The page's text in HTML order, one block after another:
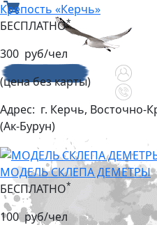
Крепость «Керчь»
БЕСПЛАТНО*
300 руб/чел
(цена без карты)
Адрес: г. Керчь,
(Ак-Бурун)
МОДЕЛЬ СКЛЕПА ДЕМЕТРЫ
БЕСПЛАТНО*
100 руб/чел